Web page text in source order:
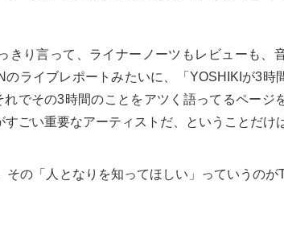
きり言って、ライナーノーツもレビューも、
のライブレポートみたいに、「YOSHIKIが3時
れでその3時間のことをアツく語ってるページ
すごい重要なアーティストだ、ということだけ
その「人となりを知ってほしい」っていうのが